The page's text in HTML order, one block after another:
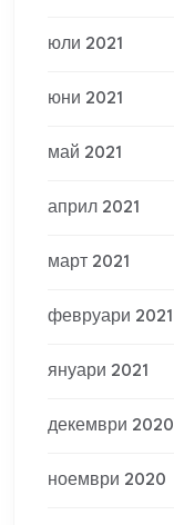
юли 2021
юни 2021
май 2021
април 2021
март 2021
февруари 2021
януари 2021
декември 2020
ноември 2020